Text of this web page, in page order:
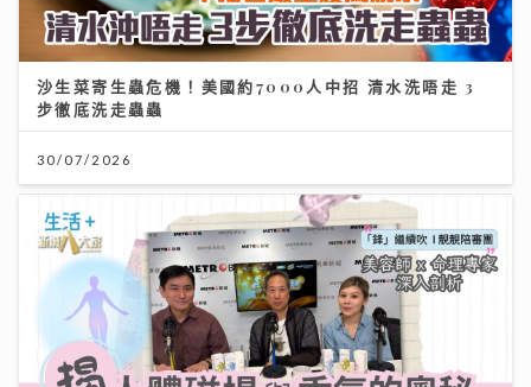
沙生菜寄生蟲危機！美國約7000人中招 清水洗唔走 3
步徹底洗走蟲蟲
30/07/2026